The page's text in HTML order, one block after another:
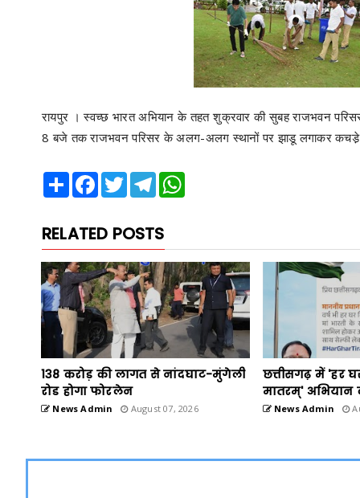
रायपुर । स्वच्छ भारत अभियान के तहत शुक्रवार की सुबह राजभवन
8 बजे तक राजभवन परिसर के अलग-अलग स्थानों पर झाडू लगाकर कचडे़
Share Facebook
TwitterTelegram
RELATED POSTS
138 करोड़ की लागत से नांदघाट-मुंगेली
रोड होगा फोरलेन
News Admin August 07, 2026
छत्तीसगढ़ में 'हर
मातरम्' अभियान
News Admin